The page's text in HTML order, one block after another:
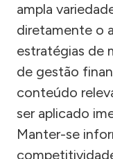
ampla
diretamente o
estratégias de
de gestão
conteúdo
ser aplicado
Manter-se